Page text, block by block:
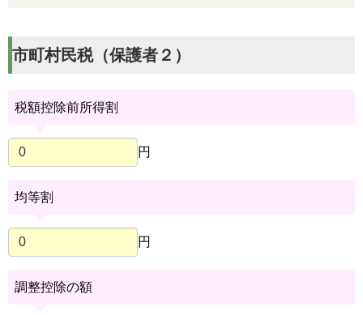
市町村民税（保護者２）
税額控除前所得割
円
均等割
円
調整控除の額